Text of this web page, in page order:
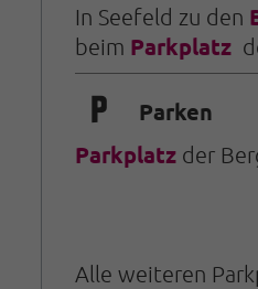
In Seefeld zu den
beim Parkplatz
🐈
Parken
Parkplatz der
Alle weiteren